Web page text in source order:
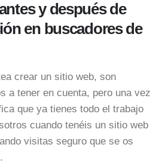
y después de
en buscadores de
crear un sitio web, son
a tener en cuenta, pero una vez
que ya tienes todo el trabajo
cuando tenéis un sitio web
visitas seguro que se os